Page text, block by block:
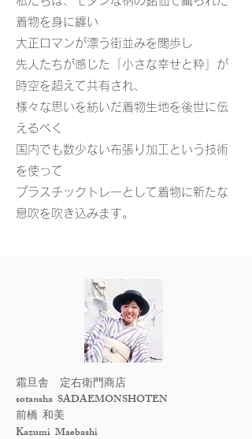
着物を身に纏い
大正ロマンが漂う街並みを闊歩し
先人たちが感じた「小さな幸せと粋」が
時空を超えて共有され、
様々な思いを紡いだ着物生地を後世に伝
えるべく
国内でも数少ない布張り加工という技術
を使って
プラスチックトレーとして着物に新たな
息吹を吹き込みます。
霜旦舎 定右衛門商店
sotansha SADAEMONSHOTEN
前橋 和美
Kazumi Maebashi